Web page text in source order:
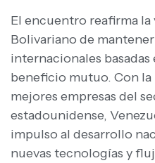
El encuentro reafirma
Bolivariano de
internacionales basadas
beneficio mutuo. Con
mejores empresas del
estadounidense,
impulso al desarrollo
nuevas tecnologías y